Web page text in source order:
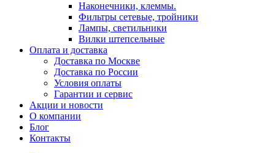
Наконечники, клеммы.
Фильтры сетевые, тройники
Лампы, светильники
Вилки штепсельные
Оплата и доставка
Доставка по Москве
Доставка по России
Условия оплаты
Гарантии и сервис
Акции и новости
О компании
Блог
Контакты